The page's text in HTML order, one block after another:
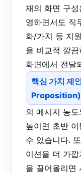
재의 화면 구
영하면서도 직
화/가치 등 지
을 비교적 깔
화면에서 전달
핵심 가치 제
Proposition)
의 메시지 농
높이면 초반
수 있습니다.
이션을 더 가
을 끌어올리면